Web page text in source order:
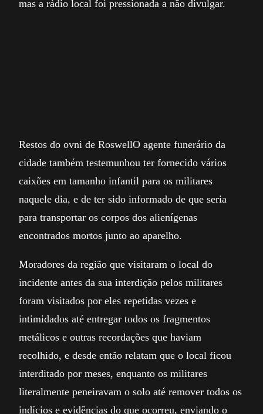
mas a rádio local foi pressionada a não divulgar.
Restos do ovni de RoswellO agente funerário da
cidade também testemunhou ter fornecido vários
caixões em tamanho infantil para os militares
naquele dia, e de ter sido informado de que seria
para transportar os corpos dos alienígenas
encontrados mortos junto ao aparelho.
Moradores da região que visitaram o local do
incidente antes da sua interdição pelos militares
foram visitados por eles repetidas vezes e
intimidados até entregar todos os fragmentos
metálicos e outras recordações que haviam
recolhido, e desde então relatam que o local ficou
interditado por meses, enquanto os militares
literalmente peneiravam o solo até remover todos os
indícios e evidências do que ocorreu, enviando o